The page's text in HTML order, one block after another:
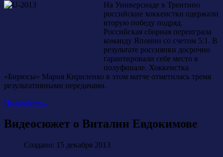
На Универсиаде в Трентино
российские хоккеистки одержали
вторую победу подряд.
Российская сборная переиграла
команду Японии со счетом 5:1. В
результате россиянки досрочно
гарантировали себе место в
полуфинале. Хоккеистка
«Бирюсы» Мария Кириленко в этом матче отметилась тремя
результативными передачами.
Подробнее...
Видеосюжет о Виталии Евдокимове
Создано: 15 декабря 2013